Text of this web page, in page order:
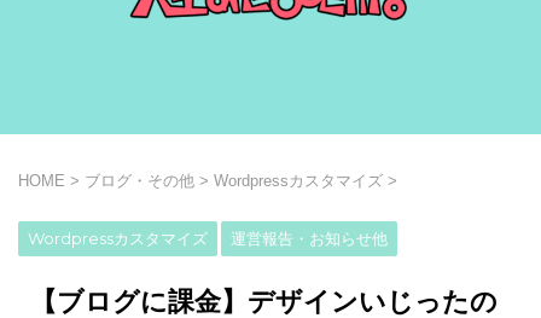
HOME > ブログ・その他 > Wordpressカスタマイズ >
Wordpressカスタマイズ 運営報告・お知らせ他
【ブログに課金】デザインいじったの